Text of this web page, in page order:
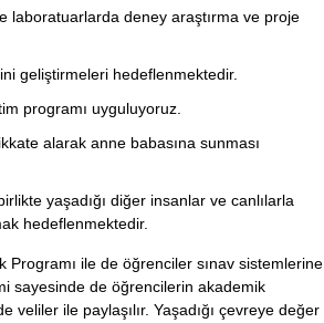
laboratuarlarda deney araştırma ve proje
geliştirmeleri hedeflenmektedir.
programı uyguluyoruz.
alarak anne babasına sunması
yaşadığı diğer insanlar ve canlılarla
hedeflenmektedir.
Programı ile de öğrenciler sınav sistemlerine
sayesinde de öğrencilerin akademik
ile paylaşılır. Yaşadığı çevreye değer